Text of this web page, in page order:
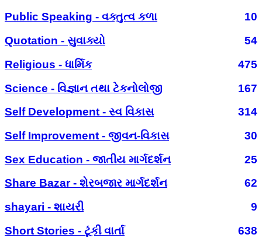
Public Speaking - વક્તુત્વ કળા
10
Quotation - સુવાક્યો
54
Religious - ધાર્મિક
475
Science - વિજ્ઞાન તથા ટેકનોલોજી
167
Self Development - સ્વ વિકાસ
314
Self Improvement - જીવન-વિકાસ
30
Sex Education - જાતીય માર્ગદર્શન
25
Share Bazar - શેરબજાર માર્ગદર્શન
62
shayari - શાયરી
9
Short Stories - ટૂંકી વાર્તા
638